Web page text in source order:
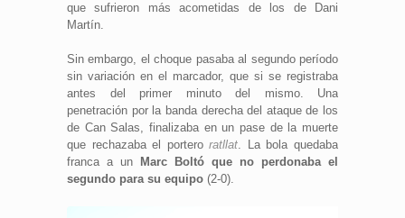
que sufrieron más acometidas de los de Dani
Martín.
Sin embargo, el choque pasaba al segundo período
sin variación en el marcador, que si se registraba
antes del primer minuto del mismo. Una
penetración por la banda derecha del ataque de los
de Can Salas, finalizaba en un pase de la muerte
que rechazaba el porteroratllat. La bola quedaba
franca a un
Marc Boltó que no perdonaba el
segundo para su equipo (2-0).